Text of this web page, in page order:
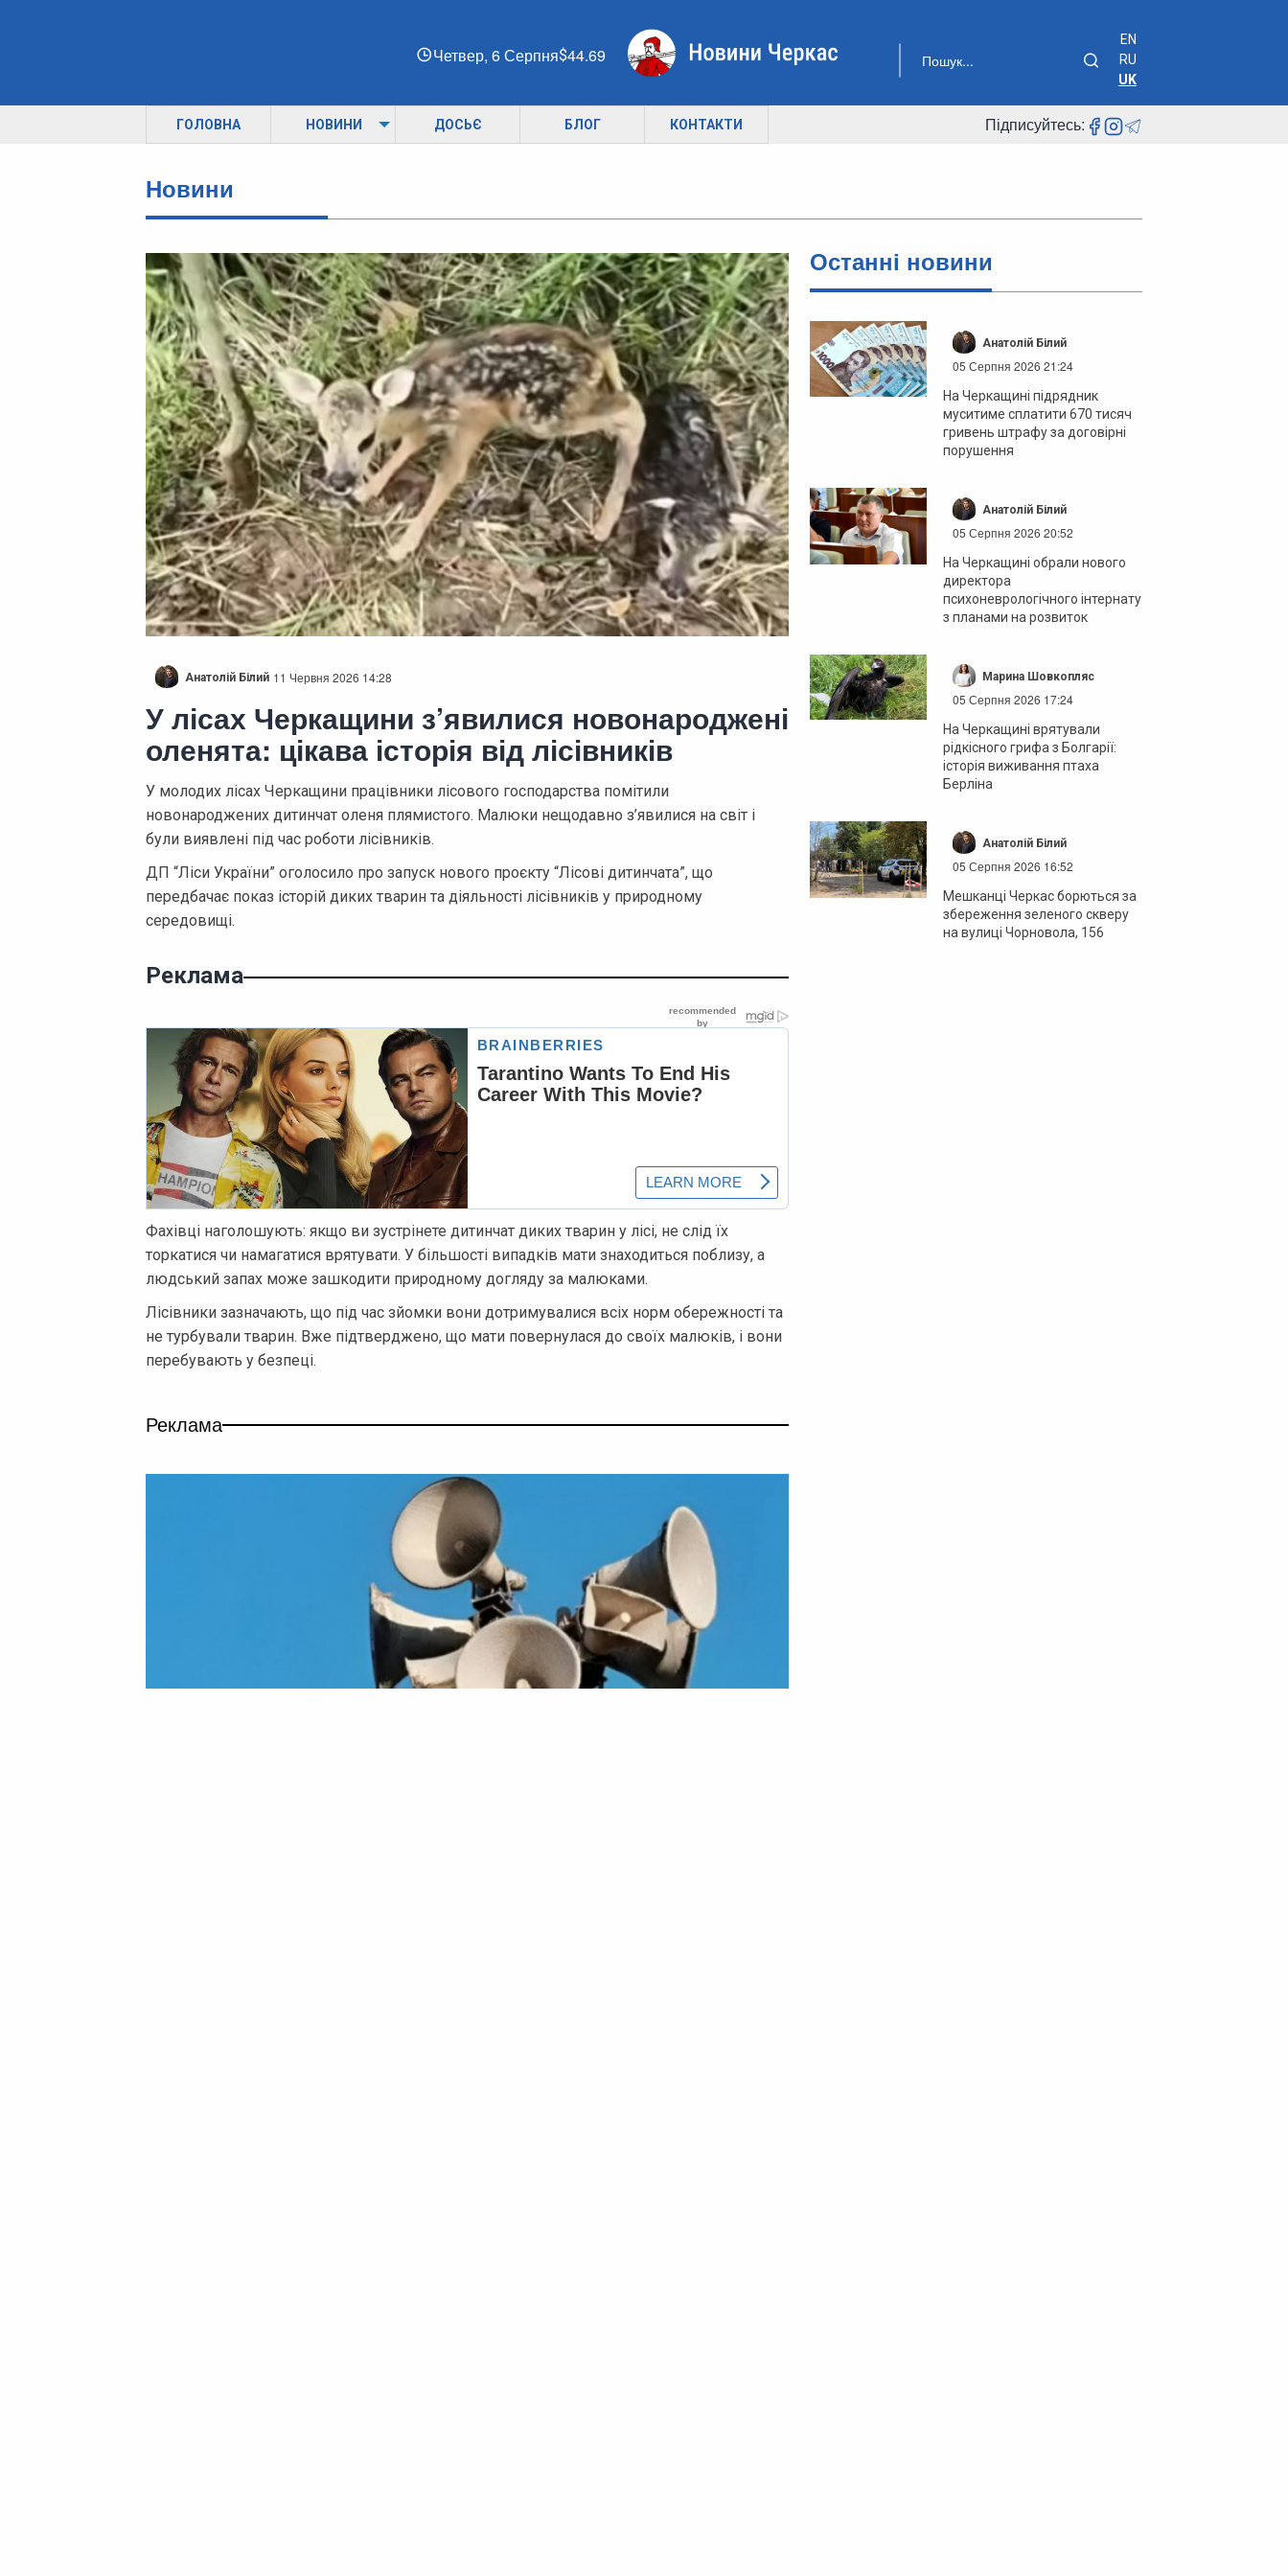
Четвер, 6 Серпня 44.69
EN
RU
UK
ГОЛОВНА НОВИНИ ДОСЬЄ БЛОГ КОНТАКТИ Підписуйтесь:
Новини
Анатолій Білий 11 Червня 2026 14:28
У лісах Черкащини з’явилися новонароджені
оленята: цікава історія від лісівників
У молодих лісах Черкащини працівники лісового господарства помітили
новонароджених дитинчат оленя плямистого. Малюки нещодавно з’явилися на світ і
були виявлені під час роботи лісівників.
ДП “Ліси України” оголосило про запуск нового проєкту “Лісові дитинчата”, що
передбачає показ історій диких тварин та діяльності лісівників у природному
середовищі.
Реклама
Фахівці наголошують: якщо ви зустрінете дитинчат диких тварин у лісі, не слід їх
торкатися чи намагатися врятувати. У більшості випадків мати знаходиться поблизу, а
людський запах може зашкодити природному догляду за малюками.
Лісівники зазначають, що під час зйомки вони дотримувалися всіх норм обережності та
не турбували тварин. Вже підтверджено, що мати повернулася до своїх малюків, і вони
перебувають у безпеці.
Реклама
Останні новини
Анатолій Білий
05 Серпня 2026 21:24
На Черкащині підрядник
муситиме сплатити 670 тисяч
гривень штрафу за договірні
порушення
Анатолій Білий
05 Серпня 2026 20:52
На Черкащині обрали нового
директора
психоневрологічного інтернату
з планами на розвиток
Марина Шовкопляс
05 Серпня 2026 17:24
На Черкащині врятували
рідкісного грифа з Болгарії:
історія виживання птаха
Берліна
Анатолій Білий
05 Серпня 2026 16:52
Мешканці Черкас борються за
збереження зеленого скверу
на вулиці Чорновола, 156